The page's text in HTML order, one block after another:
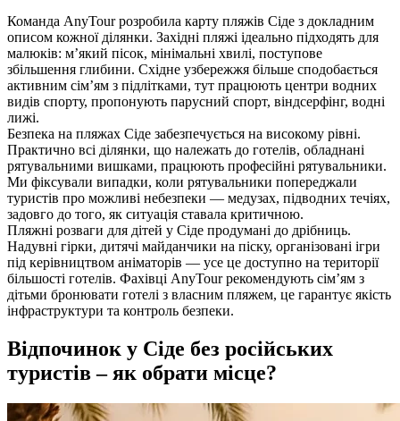
Команда AnyTour розробила карту пляжів Сіде з докладним
описом кожної ділянки. Західні пляжі ідеально підходять для
малюків: м’який пісок, мінімальні хвилі, поступове
збільшення глибини. Східне узбережжя більше сподобається
активним сім’ям з підлітками, тут працюють центри водних
видів спорту, пропонують парусний спорт, віндсерфінг, водні
лижі.
Безпека на пляжах Сіде забезпечується на високому рівні.
Практично всі ділянки, що належать до готелів, обладнані
рятувальними вишками, працюють професійні рятувальники.
Ми фіксували випадки, коли рятувальники попереджали
туристів про можливі небезпеки — медузах, підводних течіях,
задовго до того, як ситуація ставала критичною.
Пляжні розваги для дітей у Сіде продумані до дрібниць.
Надувні гірки, дитячі майданчики на піску, організовані ігри
під керівництвом аніматорів — усе це доступно на території
більшості готелів. Фахівці AnyTour рекомендують сім’ям з
дітьми бронювати готелі з власним пляжем, це гарантує якість
інфраструктури та контроль безпеки.
Відпочинок у Сіде без російських
туристів – як обрати місце?